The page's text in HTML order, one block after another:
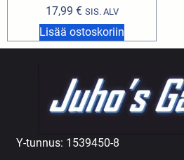
17,99 € SIS. ALV
Lisää ostoskoriin
Y-tunnus: 1539450-8